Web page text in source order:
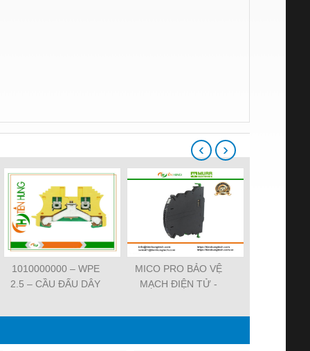
1010000000 – WPE
2.5 – CẦU ĐẤU DÂY
WEIDMULLER-
MICO PRO BẢO VỆ
MẠCH ĐIỆN TỬ -
MICO PRO
CIRCUIT
‹ ›